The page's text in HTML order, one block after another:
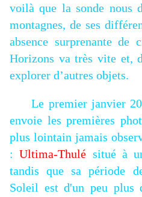
voilà que la sonde nous
montagnes, de ses
absence surprenante de
Horizons va très vite et,
explorer d’autres objets.
Le premier janvier
envoie les premières
plus lointain jamais
:Ultima-Thulé situé à
tandis que sa période
Soleil est d'un peu plus